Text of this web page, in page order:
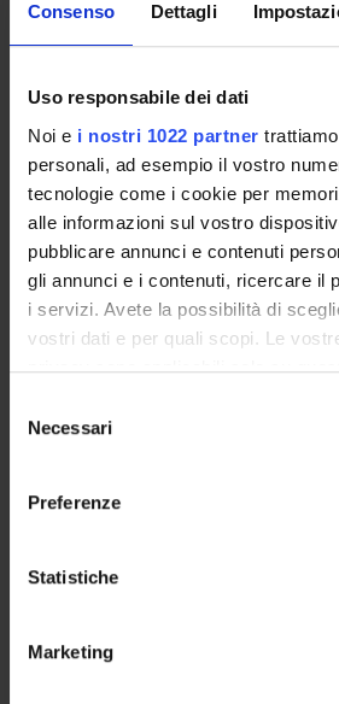
Consenso Dettagli
Uso responsabile dei dati
Noi e i nostri 1022 partner
personali, ad esempio il vostro
tecnologie come i cookie per
alle informazioni sul vostro
pubblicare annunci e contenuti
gli annunci e i contenuti, ricercare il
i servizi. Avete la possibilità di
vostri dati e per quali scopi. Le
privacy sono applicabili solo su
modificare o revocare il proprio
momento dalla Dichiarazione sui
raccogliere informazioni
geografica, con
Identificare il tuo dispositivo,
delNecessari
Preferenze
Statistiche
Marketing
DEPARTMENT ADMINISTRATION
STUDENT ADMINISTRATION
DEPARTMENT FACILITIES
RESEARCH CENTRES
RESEARCH LABORATORIES